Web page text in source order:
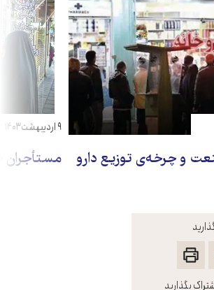
بگذارید
و چرخه‌ی توزیع دارو
۹ اردیبهشت ۱۴۰۳